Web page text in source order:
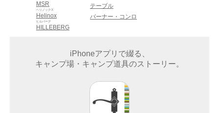
MSR
Helinox
ヘリノックス
HILLEBERG
ヒルバーグ
テーブル
バーナー・コンロ
iPhoneアプリで綴る、
キャンプ場・キャンプ道具のストーリー。